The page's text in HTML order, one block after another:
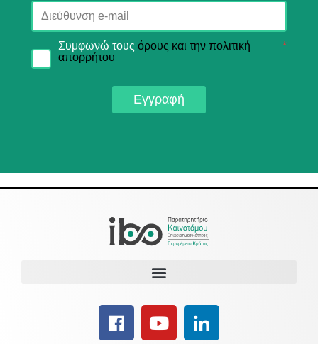
Συμφωνώ τους όρους και την πολιτική
απορρήτου
*
Εγγραφή